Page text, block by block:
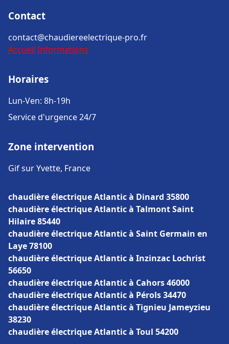
Contact
contact@chaudiereelectrique-pro.fr
Accueil Informations
Horaires
Lun-Ven: 8h-19h
Service d'urgence 24/7
Zone intervention
Gif sur Yvette, France
chaudière électrique Atlantic à Dinard 35800
chaudière électrique Atlantic à Talmont Saint
Hilaire 85440
chaudière électrique Atlantic à Saint Germain en
Laye 78100
chaudière électrique Atlantic à Inzinzac Lochrist
56650
chaudière électrique Atlantic à Cahors 46000
chaudière électrique Atlantic à Pérols 34470
chaudière électrique Atlantic à Tignieu Jameyzieu
38230
chaudière électrique Atlantic à Toul 54200